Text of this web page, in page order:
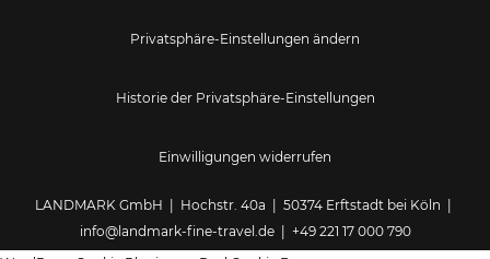
Privatsphäre-Einstellungen ändern
Historie der Privatsphäre-Einstellungen
Einwilligungen widerrufen
LANDMARK GmbH | Hochstr. 40a | 50374 Erftstadt bei Köln |
info@landmark-fine-travel.de| +49 221 17 000 790